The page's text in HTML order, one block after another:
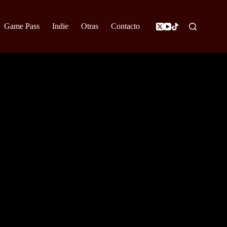
Game Pass Indie Otras Contacto